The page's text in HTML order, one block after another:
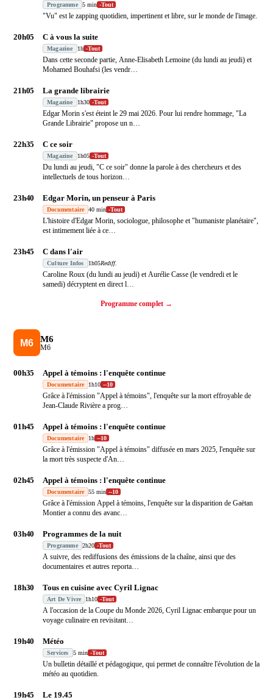
Programme 5 min -Tout
"Vu" est le zapping quotidien, impertinent et libre, sur le monde de l'image.
20h05 C à vous la suite
Magazine 1h -Tout
Dans cette seconde partie, Anne-Elisabeth Lemoine (du lundi au jeudi) et
Mohamed Bouhafsi (les vendr…
21h05 La grande librairie
Magazine 1h30 -Tout
Edgar Morin s'est éteint le 29 mai 2026. Pour lui rendre hommage, "La
Grande Librairie" propose un n…
22h35 C ce soir
Magazine 1h05 -Tout
Du lundi au jeudi, "C ce soir" donne la parole à des chercheurs et des
intellectuels de tous horizon…
23h40 Edgar Morin, un penseur à Paris
Documentaire 40 min -Tout
L'histoire d'Edgar Morin, sociologue, philosophe et "humaniste planétaire",
est intimement liée à ce…
23h45 C dans l'air
Culture Infos 1h05Rediff.
Caroline Roux (du lundi au jeudi) et Aurélie Casse (le vendredi et le
samedi) décryptent en direct l…
Programme complet →
M6
M6
00h35 Appel à témoins : l'enquête continue
Documentaire 1h10 --10
Grâce à l'émission "Appel à témoins", l'enquête sur la mort effroyable de
Jean-Claude Rivière a prog…
01h45 Appel à témoins : l'enquête continue
Documentaire 1h --10
Grâce à l'émission "Appel à témoins" diffusée en mars 2025, l'enquête sur
la mort très suspecte d'An…
02h45 Appel à témoins : l'enquête continue
Documentaire 55 min --10
Grâce à l'émission Appel à témoins, l'enquête sur la disparition de Gaëtan
Montier a connu des avanc…
03h40 Programmes de la nuit
Programme 2h20 -Tout
A suivre, des rediffusions des émissions de la chaîne, ainsi que des
documentaires et autres reporta…
18h30 Tous en cuisine avec Cyril Lignac
Art De Vivre 1h10 -Tout
A l'occasion de la Coupe du Monde 2026, Cyril Lignac embarque pour un
voyage culinaire en revisitant…
19h40 Météo
Services 5 min -Tout
Un bulletin détaillé et pédagogique, qui permet de connaître l'évolution de la
météo au quotidien.
19h45 Le 19.45